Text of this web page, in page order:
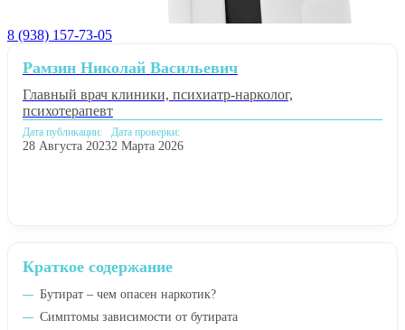
8 (938) 157-73-05
Краткое содержание
Бутират – чем опасен наркотик?
Симптомы зависимости от бутирата
Рамзин Николай Васильевич
Главный врач клиники, психиатр-нарколог,
психотерапевт
Дата публикации:
28 Августа 2023
Дата проверки:
2 Марта 2026